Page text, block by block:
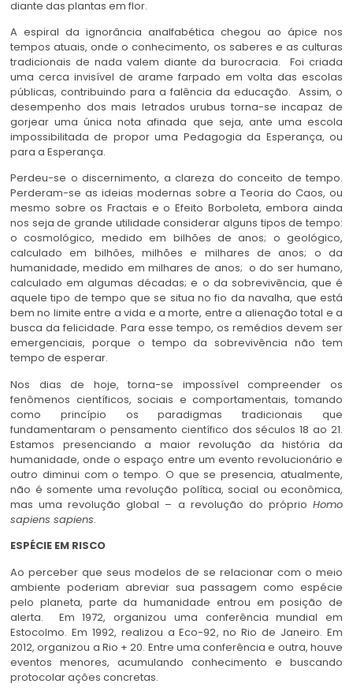
diante das plantas em flor.
A espiral da ignorância analfabética chegou ao ápice nos
tempos atuais, onde o conhecimento, os saberes e as culturas
tradicionais de nada valem diante da burocracia. Foi criada
uma cerca invisível de arame farpado em volta das escolas
públicas, contribuindo para a falência da educação. Assim, o
desempenho dos mais letrados urubus torna-se incapaz de
gorjear uma única nota afinada que seja, ante uma escola
impossibilitada de propor uma Pedagogia da Esperança, ou
para a Esperança.
Perdeu-se o discernimento, a clareza do conceito de tempo.
Perderam-se as ideias modernas sobre a Teoria do Caos, ou
mesmo sobre os Fractais e o Efeito Borboleta, embora ainda
nos seja de grande utilidade considerar alguns tipos de tempo:
o cosmológico, medido em bilhões de anos; o geológico,
calculado em bilhões, milhões e milhares de anos; o da
humanidade, medido em milhares de anos; o do ser humano,
calculado em algumas décadas; e o da sobrevivência, que é
aquele tipo de tempo que se situa no fio da navalha, que está
bem no limite entre a vida e a morte, entre a alienação total e a
busca da felicidade. Para esse tempo, os remédios devem ser
emergenciais, porque o tempo da sobrevivência não tem
tempo de esperar.
Nos dias de hoje, torna-se impossível compreender os
fenômenos científicos, sociais e comportamentais, tomando
como princípio os paradigmas tradicionais que
fundamentaram o pensamento científico dos séculos 18 ao 21.
Estamos presenciando a maior revolução da história da
humanidade, onde o espaço entre um evento revolucionário e
outro diminui com o tempo. O que se presencia, atualmente,
não é somente uma revolução política, social ou econômica,
mas uma revolução global – a revolução do próprio Homo
sapiens sapiens.
ESPÉCIE EM RISCO
Ao perceber que seus modelos de se relacionar com o meio
ambiente poderiam abreviar sua passagem como espécie
pelo planeta, parte da humanidade entrou em posição de
alerta. Em 1972, organizou uma conferência mundial em
Estocolmo. Em 1992, realizou a Eco-92, no Rio de Janeiro. Em
2012, organizou a Rio + 20. Entre uma conferência e outra, houve
eventos menores, acumulando conhecimento e buscando
protocolar ações concretas.